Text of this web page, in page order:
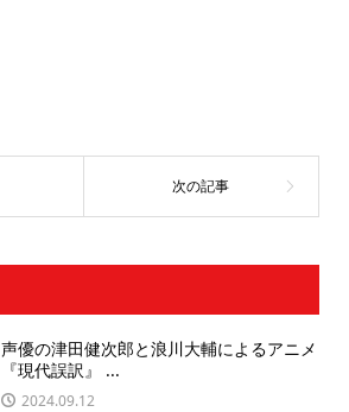
声優の津田健次郎と浪川大輔によるアニメ
『現代誤訳』 ...
2024.09.12